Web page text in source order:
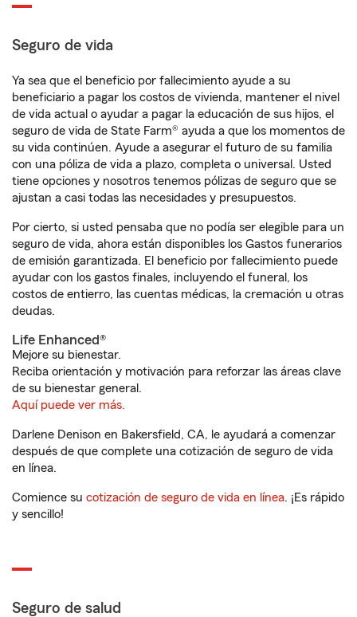
Seguro de vida
Ya sea que el beneficio por fallecimiento ayude a su
beneficiario a pagar los costos de vivienda, mantener el nivel
de vida actual o ayudar a pagar la educación de sus hijos, el
seguro de vida de State Farm® ayuda a que los momentos de
su vida continúen. Ayude a asegurar el futuro de su familia
con una póliza de vida a plazo, completa o universal. Usted
tiene opciones y nosotros tenemos pólizas de seguro que se
ajustan a casi todas las necesidades y presupuestos.
Por cierto, si usted pensaba que no podía ser elegible para un
seguro de vida, ahora están disponibles los Gastos funerarios
de emisión garantizada. El beneficio por fallecimiento puede
ayudar con los gastos finales, incluyendo el funeral, los
costos de entierro, las cuentas médicas, la cremación u otras
deudas.
Life Enhanced®
Mejore su bienestar.
Reciba orientación y motivación para reforzar las áreas clave
de su bienestar general.
Aquí puede ver más.
Darlene Denison en Bakersfield, CA, le ayudará a comenzar
después de que complete una cotización de seguro de vida
en línea.
Comience su cotización de seguro de vida en línea. ¡Es rápido
y sencillo!
Seguro de salud